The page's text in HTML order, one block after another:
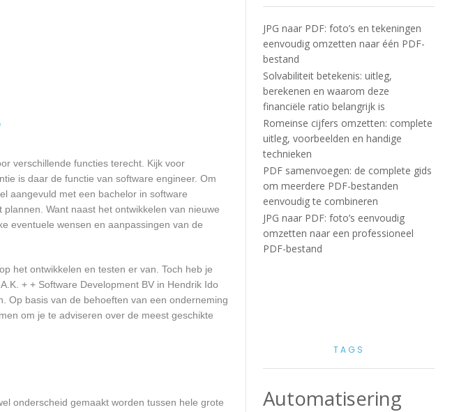
verschillende functies terecht. Kijk voor
is daar de functie van software engineer. Om
aangevuld met een bachelor in software
Want naast het ontwikkelen van nieuwe
eventuele wensen en aanpassingen van de
het ontwikkelen en testen er van. Toch heb je
+ + Software Development BV in Hendrik Ido
Op basis van de behoeften van een onderneming
om je te adviseren over de meest geschikte
onderscheid gemaakt worden tussen hele grote
JPG naar PDF: foto’s en tekeningen
eenvoudig omzetten naar één PDF-
bestand
Solvabiliteit betekenis: uitleg,
berekenen en waarom deze
financiële ratio belangrijk is
Romeinse cijfers omzetten: complete
uitleg, voorbeelden en handige
technieken
PDF samenvoegen: de complete gids
om meerdere PDF-bestanden
eenvoudig te combineren
JPG naar PDF: foto’s eenvoudig
omzetten naar een professioneel
PDF-bestand
TAGS
Automatisering